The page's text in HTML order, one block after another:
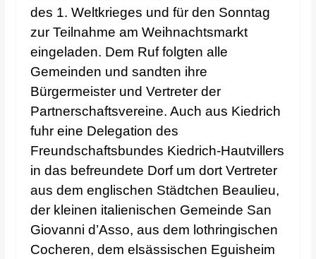
des 1. Weltkrieges und für den Sonntag
zur Teilnahme am Weihnachtsmarkt
eingeladen. Dem Ruf folgten alle
Gemeinden und sandten ihre
Bürgermeister und Vertreter der
Partnerschaftsvereine. Auch aus Kiedrich
fuhr eine Delegation des
Freundschaftsbundes Kiedrich-Hautvillers
in das befreundete Dorf um dort Vertreter
aus dem englischen Städtchen Beaulieu,
der kleinen italienischen Gemeinde San
Giovanni d’Asso, aus dem lothringischen
Cocheren, dem elsässischen Eguisheim